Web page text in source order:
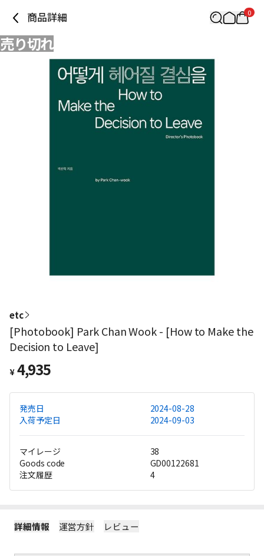
商品詳細 0
売り切れ
etc
[Photobook] Park Chan Wook - [How to Make the
Decision to Leave]
¥ 4,935
発売日
2024-08-28
入荷予定日
2024-09-03
マイレージ
38
Goods code
GD00122681
注文履歴
4
詳細情報 運営方針 レビュー